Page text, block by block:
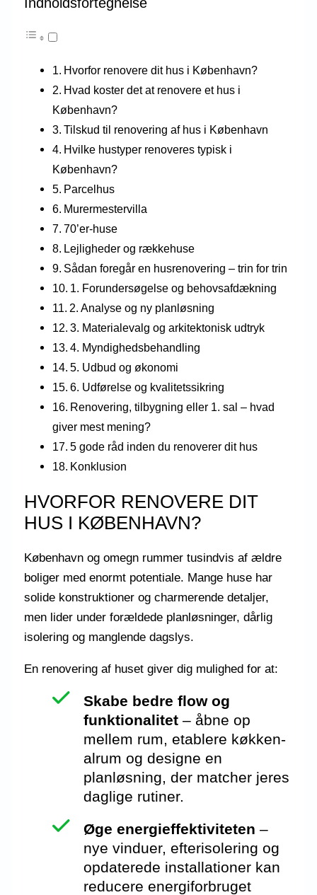
Hvorfor renovere dit hus i København?
Hvad koster det at renovere et hus i
København?
Tilskud til renovering af hus i København
Hvilke hustyper renoveres typisk i
København?
Parcelhus
Murermestervilla
70’er-huse
Lejligheder og rækkehuse
Sådan foregår en husrenovering – trin for trin
1. Forundersøgelse og behovsafdækning
2. Analyse og ny planløsning
3. Materialevalg og arkitektonisk udtryk
4. Myndighedsbehandling
5. Udbud og økonomi
6. Udførelse og kvalitetssikring
Renovering, tilbygning eller 1. sal – hvad
giver mest mening?
5 gode råd inden du renoverer dit hus
Konklusion
HVORFOR RENOVERE DIT
HUS I KØBENHAVN?
København og omegn rummer tusindvis af ældre
boliger med enormt potentiale. Mange huse har
solide konstruktioner og charmerende detaljer,
men lider under forældede planløsninger, dårlig
isolering og manglende dagslys.
En renovering af huset giver dig mulighed for at:
Skabe bedre flow og
funktionalitet – åbne op
mellem rum, etablere køkken-
alrum og designe en
planløsning, der matcher jeres
daglige rutiner.
Øge energieffektiviteten –
nye vinduer, efterisolering og
opdaterede installationer kan
reducere energiforbruget